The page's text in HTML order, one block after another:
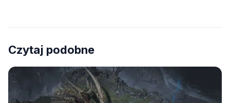
Czytaj podobne